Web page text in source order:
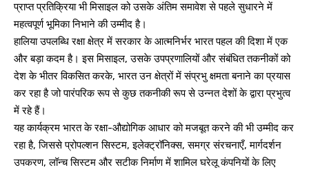
प्राप्त प्रतिक्रिया भी मिसाइल को उसके अंतिम समावेश से पहले सुधारने में
महत्वपूर्ण भूमिका निभाने की उम्मीद है।
हालिया उपलब्धि रक्षा क्षेत्र में सरकार के आत्मनिर्भर भारत पहल की दिशा में एक
और बड़ा कदम है। इस मिसाइल, उसके उपप्रणालियों और संबंधित तकनीकों को
देश के भीतर विकसित करके, भारत उन क्षेत्रों में संप्रभु क्षमता बनाने का प्रयास
कर रहा है जो पारंपरिक रूप से कुछ तकनीकी रूप से उन्नत देशों के द्वारा प्रभुत्व
में रहे हैं।
यह कार्यक्रम भारत के रक्षा-औद्योगिक आधार को मजबूत करने की भी उम्मीद कर
रहा है, जिससे प्रोपल्शन सिस्टम, इलेक्ट्रॉनिक्स, समग्र संरचनाएँ, मार्गदर्शन
उपकरण, लॉन्च सिस्टम और सटीक निर्माण में शामिल घरेलू कंपनियों के लिए